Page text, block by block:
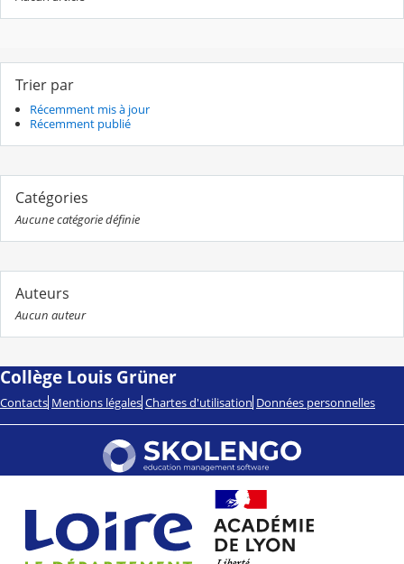
Trier par
Récemment mis à jour
Récemment publié
Catégories
Aucune catégorie définie
Auteurs
Aucun auteur
Collège Louis Grüner
Contacts Mentions légales Chartes d'utilisation Données personnelles